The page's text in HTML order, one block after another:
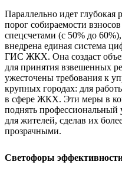
Параллельно идет
порог собираемости
спецсчетами (с 50% до
внедрена единая система
ГИС ЖКХ. Она создаст
для принятия взвешенных
ужесточены требования к
крупных городах: для
в сфере ЖКХ. Эти меры в
поднять профессиональный
для жителей, сделав их
прозрачными.
Светофоры